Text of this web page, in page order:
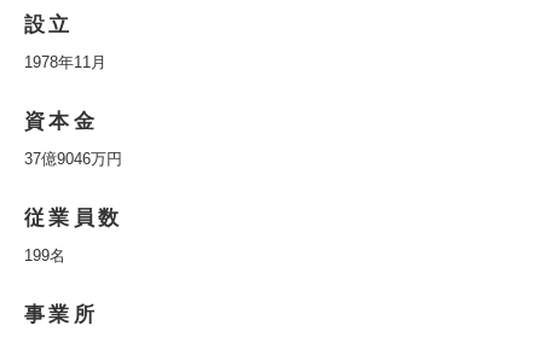
設立
1978年11月
資本金
37億9046万円
従業員数
199名
事業所